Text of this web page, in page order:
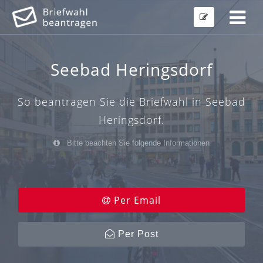
Seebad Heringsdorf
So beantragen Sie die Briefwahl in Seebad
Heringsdorf.
Bitte beachten Sie folgende Informationen
Per Email
Per Post